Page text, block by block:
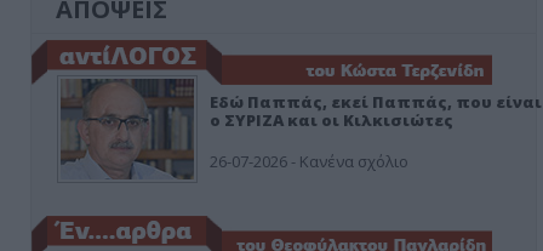
ΑΠΟΨΕΙΣ
Εδώ Παππάς, εκεί Παππάς, που είναι
ο ΣΥΡΙΖΑ και οι Κιλκισιώτες
26-07-2026 - Κανένα σχόλιο